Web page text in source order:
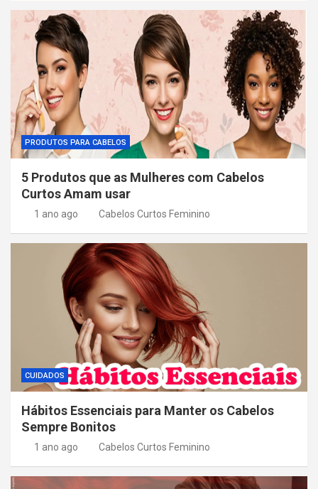
ã
P
o
s
PRODUTOS PARA CABELOS
5 Produtos que as Mulheres com Cabelos
Curtos Amam usar
1 ano ago Cabelos Curtos Feminino
CUIDADOS
Hábitos Essenciais para Manter os Cabelos
Sempre Bonitos
1 ano ago Cabelos Curtos Feminino